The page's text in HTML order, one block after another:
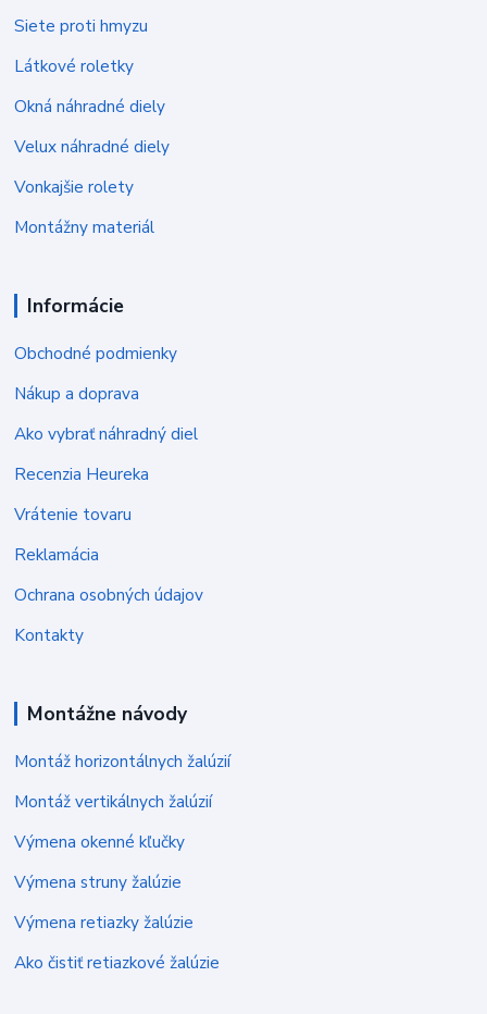
Siete proti hmyzu
Látkové roletky
Okná náhradné diely
Velux náhradné diely
Vonkajšie rolety
Montážny materiál
Informácie
Obchodné podmienky
Nákup a doprava
Ako vybrať náhradný diel
Recenzia Heureka
Vrátenie tovaru
Reklamácia
Ochrana osobných údajov
Kontakty
Montážne návody
Montáž horizontálnych žalúzií
Montáž vertikálnych žalúzií
Výmena okenné kľučky
Výmena struny žalúzie
Výmena retiazky žalúzie
Ako čistiť retiazkové žalúzie